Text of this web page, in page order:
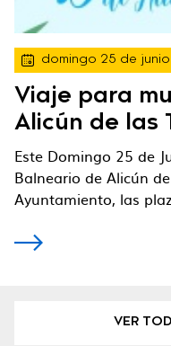
domingo 25 de junio
Viaje para
Alicún de las
Este Domingo 25 de
Balneario de Alicún
Ayuntamiento, las
VER